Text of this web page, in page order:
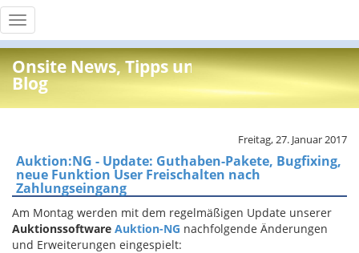
Toggle
navigation
Onsite News, Tipps und Info
Blog
Freitag, 27. Januar 2017
Auktion:NG - Update: Guthaben-Pakete, Bugfixing,
neue Funktion User Freischalten nach
Zahlungseingang
Am Montag werden mit dem regelmäßigen Update unserer
Auktionssoftware Auktion-NG nachfolgende Änderungen
und Erweiterungen eingespielt: